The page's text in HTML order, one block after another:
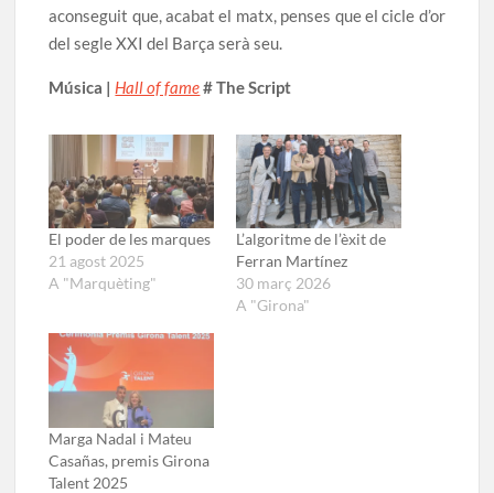
aconseguit que, acabat el matx, penses que el cicle d’or
del segle XXI del Barça serà seu.
Música | Hall of fame# The Script
El poder de les marques
21 agost 2025
A "Marquèting"
L’algoritme de l’èxit de
Ferran Martínez
30 març 2026
A "Girona"
Marga Nadal i Mateu
Casañas, premis Girona
Talent 2025